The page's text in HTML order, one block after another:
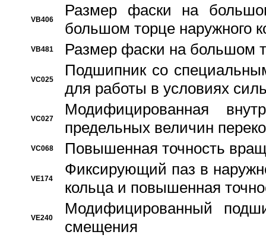
VB406
Размер фаски на
большом торце наружного
VB481 Размер фаски на большом
VC025
Подшипник со
для работы в условиях
VC027
Модифицированная
предельных величин
VC068 Повышенная точность
VE174
Фиксирующий паз в
кольца и повышенная
VE240
Модифицированный
смещения